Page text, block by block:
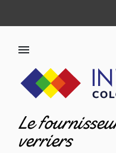

Le
verriers